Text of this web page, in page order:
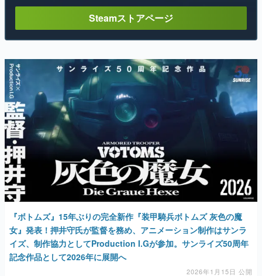
Steamストアページ
『ボトムズ』15年ぶりの完全新作『装甲騎兵ボトムズ 灰色の魔
女』発表！押井守氏が監督を務め、アニメーション制作はサンラ
イズ、制作協力としてProduction I.Gが参加。サンライズ50周年
記念作品として2026年に展開へ
2026年1月15日 公開